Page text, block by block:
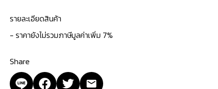
รายละเอียดสินค้า
- ราคายังไม่รวมภาษีมูลค่าเพิ่ม 7%
Share